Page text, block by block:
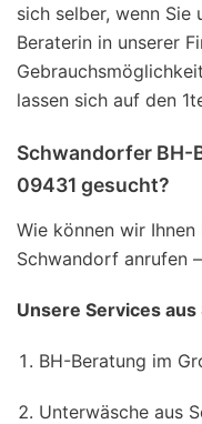
sich selber, wenn Sie
Beraterin in unserer
lassen sich auf den
Schwandorfer BH-
09431 gesucht?
Wie können wir
Schwandorf anrufen –
Unsere Services
BH-Beratung im
Unterwäsche aus